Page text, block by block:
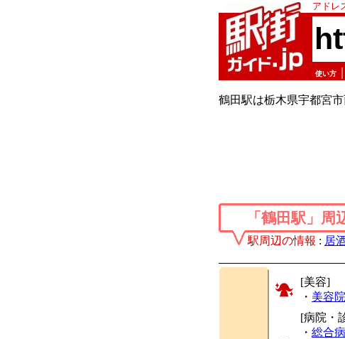
アドレ
使い方
鶴田駅は栃木県宇都宮
「鶴田駅」周
駅周辺の情報 : 居
[美容]
・ 美容院
[病院・
・ 総合